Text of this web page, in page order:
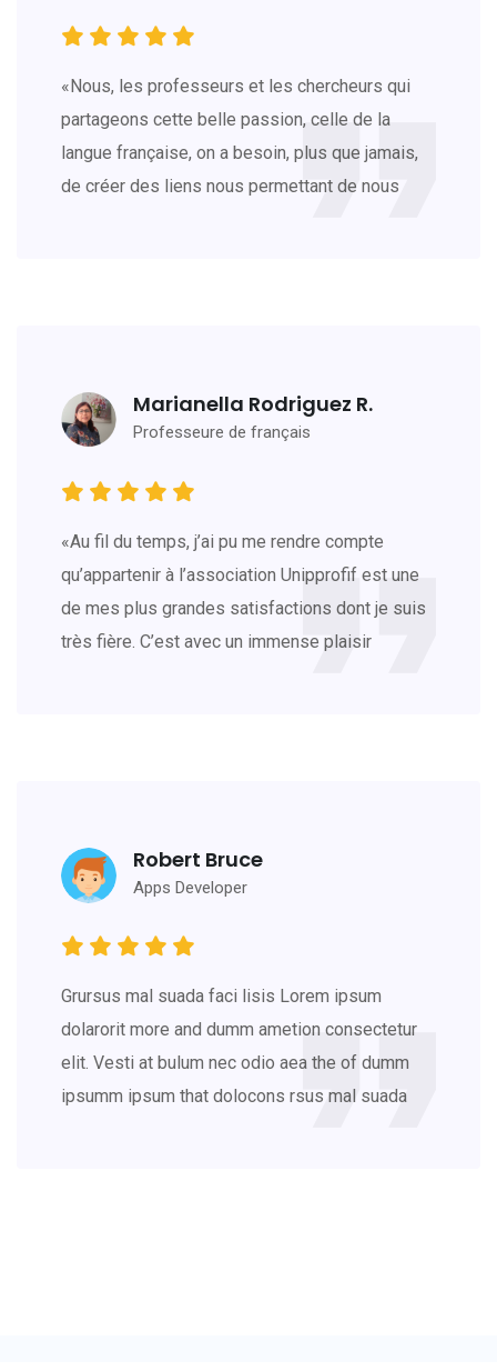
«Nous, les professeurs et les chercheurs qui
partageons cette belle passion, celle de la
langue française, on a besoin, plus que jamais,
de créer des liens nous permettant de nous
Marianella Rodriguez R.
Professeure de français
«Au fil du temps, j’ai pu me rendre compte
qu’appartenir à l’association Unipprofif est une
de mes plus grandes satisfactions dont je suis
très fière. C’est avec un immense plaisir
Robert Bruce
Apps Developer
Grursus mal suada faci lisis Lorem ipsum
dolarorit more and dumm ametion consectetur
elit. Vesti at bulum nec odio aea the of dumm
ipsumm ipsum that dolocons rsus mal suada